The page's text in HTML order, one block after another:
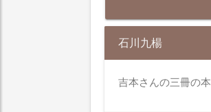
石川九楊
吉本さんの三冊の本